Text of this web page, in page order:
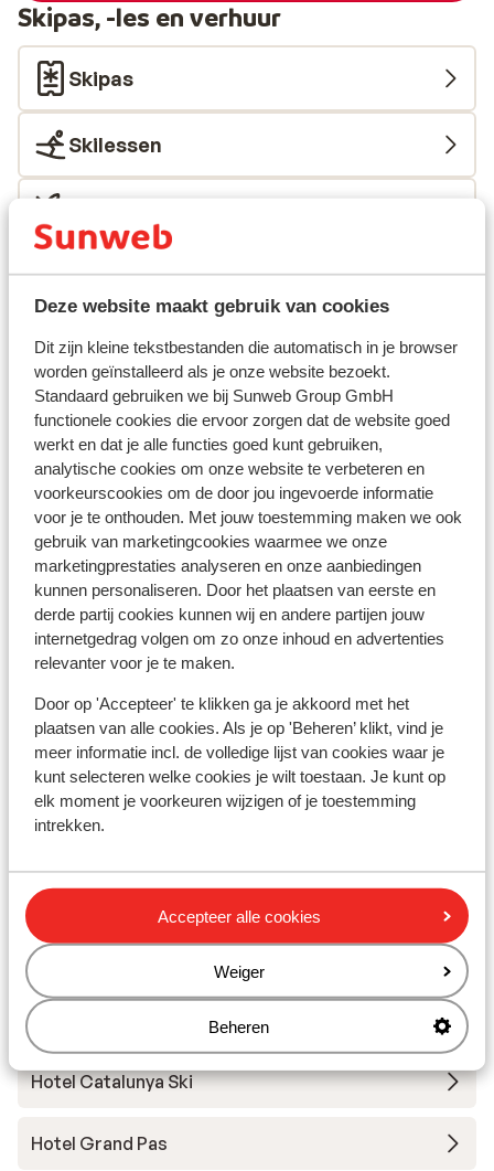
Deze website maakt gebruik van cookies
Dit zijn kleine tekstbestanden die automatisch in je browser
worden geïnstalleerd als je onze website bezoekt.
Standaard gebruiken we bij Sunweb Group GmbH
functionele cookies die ervoor zorgen dat de website goed
werkt en dat je alle functies goed kunt gebruiken,
analytische cookies om onze website te verbeteren en
voorkeurscookies om de door jou ingevoerde informatie
voor je te onthouden. Met jouw toestemming maken we ook
gebruik van marketingcookies waarmee we onze
marketingprestaties analyseren en onze aanbiedingen
kunnen personaliseren. Door het plaatsen van eerste en
derde partij cookies kunnen wij en andere partijen jouw
internetgedrag volgen om zo onze inhoud en advertenties
relevanter voor je te maken.
Door op 'Accepteer' te klikken ga je akkoord met het
plaatsen van alle cookies. Als je op 'Beheren’ klikt, vind je
meer informatie incl. de volledige lijst van cookies waar je
kunt selecteren welke cookies je wilt toestaan. Je kunt op
elk moment je voorkeuren wijzigen of je toestemming
intrekken.
Accepteer alle cookies
Weiger
Beheren
Skipas, -les en verhuur
Skipas
Skilessen
Andere accommodaties in Grandvalira
Lodge Park Hotel
Hotel Cristina
Hotel Del Cubil
Hotel Font d'Argent Canillo
Hotel Sporting
Hotel Guillem
Hotel Font d'Argent Pas
Hotel Himalaia Soldeu - halfpension
Hotel Ski Plaza
Hotel Màgic Pas
Hotel Piolets Centre
Hotel Montecarlo
Hotel Catalunya Ski
Hotel Grand Pas